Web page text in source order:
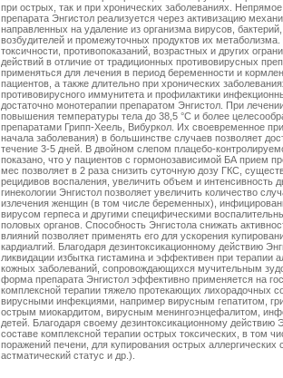
при острых, так и при хронических заболеваниях.
препарата Энгистол реализуется через активизацию
направленных на удаление из организма вирусов,
возбудителей и промежуточных продуктов их
токсичности, противопоказаний, возрастных и других
действий в отличие от традиционных противовирусных
применяться для лечения в период беременности и
пациентов, а также длительно при хронических
противовирусного иммунитета и профилактики
достаточно монотерапии препаратом Энгистол. При
повышения температуры тела до 38,5 °С и более
препаратами Грипп-Хеель, Вибуркол. Их своевременное
начала заболевания) в большинстве случаев позволяет
течение 3-5 дней. В двойном слепом плацебо-
показано, что у пациентов с гормонозависимой БА прием
мес позволяет в 2 раза снизить суточную дозу ГКС,
рецидивов воспаления, увеличить объем и
гинекологии Энгистол позволяет увеличить количество
излечения женщин (в том числе беременных),
вирусом герпеса и другими специфическими
половых органов. Способность Энгистола снижать
влияний позволяет применять его для ускорения
кардиалгий. Благодаря дезинтоксикационному действию
ликвидации избытка гистамина и эффективен при терапии
кожных заболеваний, сопровождающихся мучительным
форма препарата Энгистол эффективно применяется на
комплексной терапии тяжело протекающих лихорадочных
вирусными инфекциями, например вирусным гепатитом,
острым миокардитом, вирусным менингоэнцефалитом,
детей. Благодаря своему дезинтоксикационному действию
составе комплексной терапии острых токсических, в том
поражений печени, для купирования острых аллергических
астматический статус и др.).